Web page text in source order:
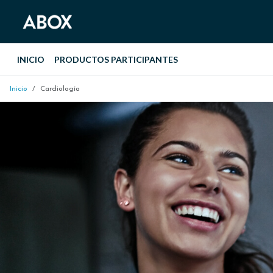
INICIO PRODUCTOS PARTICIPANTES
Inicio Cardiología